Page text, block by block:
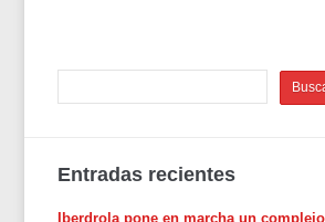
Entradas recientes
Iberdrola pone en marcha un